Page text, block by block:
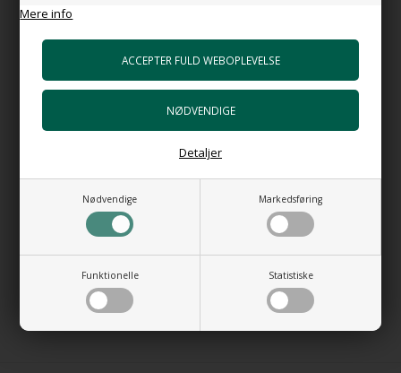
Mere info
Nødvendige Markedsføring
Funktionelle Statistiske
Detaljer
VASKEN ER NY.
Bredde udvendig: 40 cm
Højde over bordplade: 5 cm
Længde indvendig: 34 cm
Dybde: 9,5 cm
Farve: Varm hvid
Design: Alessandro Casalini
MADE IN ITALY